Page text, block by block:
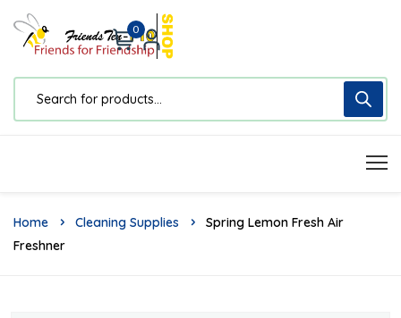
0
Home Cleaning Supplies
Spring Lemon Fresh Air
Freshner